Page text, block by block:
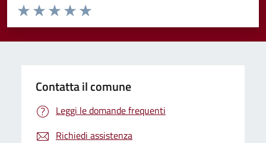
Domanda
Valuta da 1 a 5 stelle la pagina
Valuta 5 stelle su 5
Valuta 4 stelle su 5
Valuta 3 stelle su 5
Valuta 2 stelle su 5
Valuta 1 stelle su 5
Contatta il comune
Leggi le domande frequenti
Richiedi assistenza